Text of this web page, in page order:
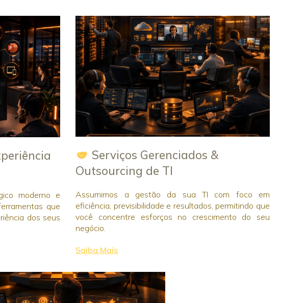
moderno e
que
dos seus
Serviços Gerenciados &
Outsourcing de TI
Assumimos a gestão da sua TI com foco em
eficiência, previsibilidade e resultados, permitindo que
você concentre esforços no crescimento do seu
negócio.
Saiba Mais